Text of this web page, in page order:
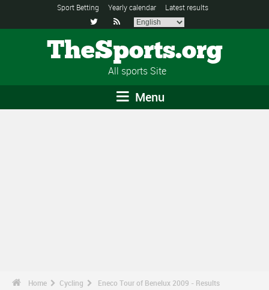
Sport Betting Yearly calendar Latest results
 
TheSports.org
All sports Site
Menu
Home Cycling Eneco Tour of Benelux 2009 - Results